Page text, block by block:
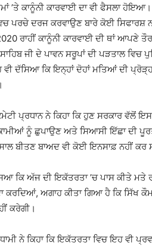
’ਤੇ ਕਾਨੂੰਨੀ ਕਾਰਵਾਈ ਦਾ ਵੀ ਫੈਸਲਾ
ਪਰਚੇ ਦਰਜ ਕਰਵਾਉਣ ਬਾਰੇ ਕੋਈ ਸਿਫਾਰਸ਼
ਰਾਹੀਂ ਕਾਨੂੰਨੀ ਕਾਰਵਾਈ ਦੀ ਥਾਂ ਆਪਣੇ
ਜੀ ਦੇ ਪਾਵਨ ਸਰੂਪਾਂ ਦੀ ਪੜਤਾਲ ਵਿਚ
ਦੱਸਿਆ ਕਿ ਇਨ੍ਹਾਂ ਦੋਹਾਂ ਮਤਿਆਂ ਦੀ
ਪ੍ਰਧਾਨ ਨੇ ਕਿਹਾ ਕਿ ਹੁਣ ਸਰਕਾਰ
ਨੂੰ ਛੁਪਾਉਣ ਅਤੇ ਸਿਆਸੀ ਇੱਛਾ ਦੀ
ਬੀਤਣ ਬਾਅਦ ਵੀ ਕੋਈ ਇਨਸਾਫ਼ ਨਹੀਂ ਕਰ
ਕਿ ਅੱਜ ਦੀ ਇਕੱਤਰਤਾ ’ਚ ਪਾਸ ਕੀਤੇ ਮਤੇ
ਕਰਦਿਆਂ, ਅਗਾਹ ਕੀਤਾ ਗਿਆ ਹੈ ਕਿ ਸਿੱਖ
ਕਰੇਗੀ।
ਨੇ ਕਿਹਾ ਕਿ ਇਕੱਤਰਤਾ ਵਿਚ ਇਹ ਵੀ